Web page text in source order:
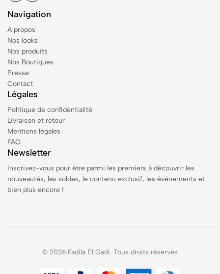
Navigation
A propos
Nos looks
Nos produits
Nos Boutiques
Presse
Contact
Légales
Politique de confidentialité
Livraison et retour
Mentions légales
FAQ
Newsletter
Inscrivez-vous pour être parmi les premiers à découvrir les
nouveautés, les soldes, le contenu exclusif, les événements et
bien plus encore !
© 2026 Fadila El Gadi. Tous droits réservés